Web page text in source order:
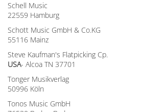
Schell Music
22559 Hamburg
Schott Music GmbH & Co.KG
55116 Mainz
Steve Kaufman's Flatpicking Cp.
USA- Alcoa TN 37701
Tonger Musikverlag
50996 Köln
Tonos Music GmbH